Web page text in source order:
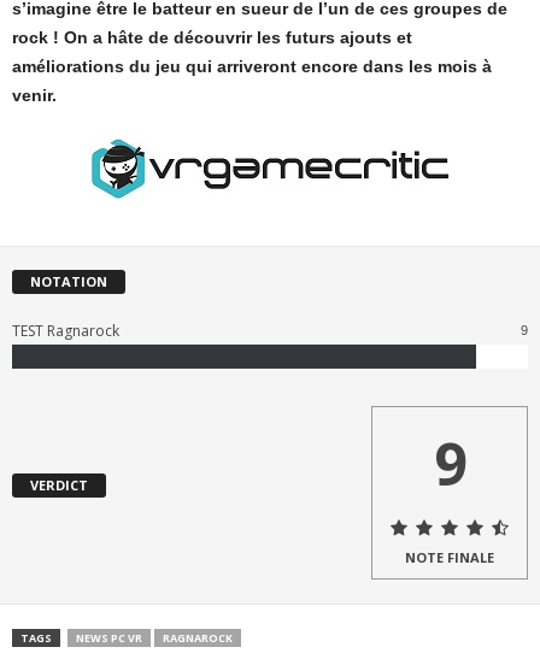
s’imagine être le batteur en sueur de l’un de ces groupes de
rock ! On a hâte de découvrir les futurs ajouts et
améliorations du jeu qui arriveront encore dans les mois à
venir.
NOTATION
TEST Ragnarock 9
VERDICT 9
NOTE FINALE
TAGS NEWS PC VR RAGNAROCK